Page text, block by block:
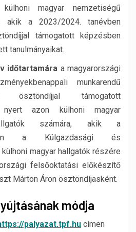
magyar nemzetiségű
akik a 2023/2024. tanévben
támogatott képzésben
tanulmányaikat.
időtartamára a magyarországi
munkarendű
ösztöndíjjal támogatott
nyert azon külhoni magyar
számára, akik a
a Külgazdasági és
magyar hallgatók részére
felsőoktatási előkészítő
Márton Áron ösztöndíjasként.
módja
palyazat.tpf.hu címen